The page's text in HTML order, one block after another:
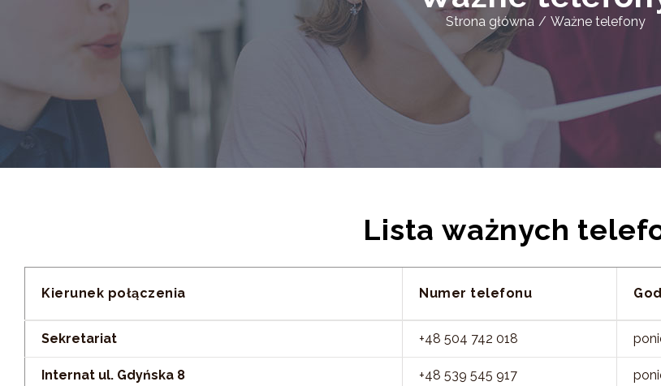
Strona główna / Ważne telefony
Lista ważnych
Kierunek połączenia Numer telefonu
Sekretariat +48 504 742 018
Internat ul. Gdyńska 8
+48 539 545 917